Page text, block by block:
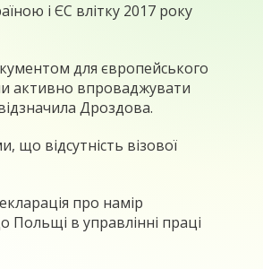
і ЄС влітку 2017 року
для європейського
активно впроваджувати
Дроздова.
відсутність візової
про намір
Польщі в управлінні праці